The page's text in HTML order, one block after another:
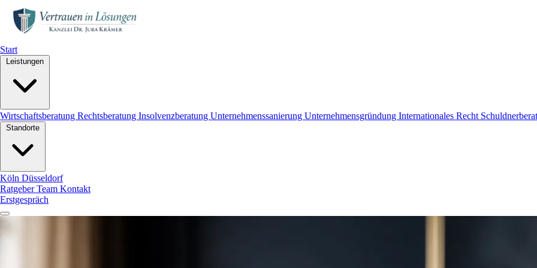
Start
Leistungen
Wirtschaftsberatung Rechtsberatung Insolvenzberatung Unternehmenssanierung Unternehmensgründung Internationales Recht
Standorte
Köln Düsseldorf
RatgeberTeam Kontakt
Erstgespräch